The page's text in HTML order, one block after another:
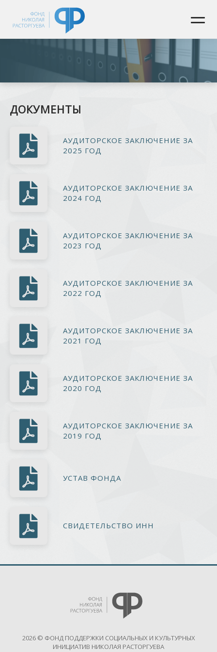
ДОКУМЕНТЫ
АУДИТОРСКОЕ ЗАКЛЮЧЕНИЕ ЗА
2025 ГОД
АУДИТОРСКОЕ ЗАКЛЮЧЕНИЕ ЗА
2024 ГОД
АУДИТОРСКОЕ ЗАКЛЮЧЕНИЕ ЗА
2023 ГОД
АУДИТОРСКОЕ ЗАКЛЮЧЕНИЕ ЗА
2022 ГОД
АУДИТОРСКОЕ ЗАКЛЮЧЕНИЕ ЗА
2021 ГОД
АУДИТОРСКОЕ ЗАКЛЮЧЕНИЕ ЗА
2020 ГОД
АУДИТОРСКОЕ ЗАКЛЮЧЕНИЕ ЗА
2019 ГОД
УСТАВ ФОНДА
СВИДЕТЕЛЬСТВО ИНН
2026 © ФОНД ПОДДЕРЖКИ СОЦИАЛЬНЫХ И КУЛЬТУРНЫХ
ИНИЦИАТИВ НИКОЛАЯ РАСТОРГУЕВА